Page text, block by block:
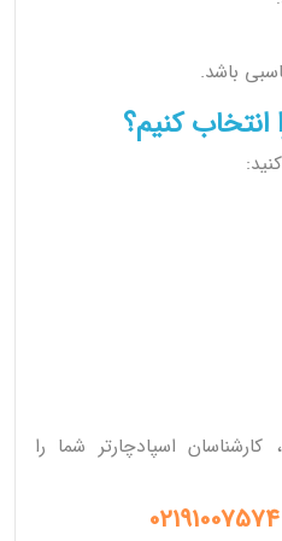
باشد.
انتخاب کنیم؟
اسپادچارتر شما را